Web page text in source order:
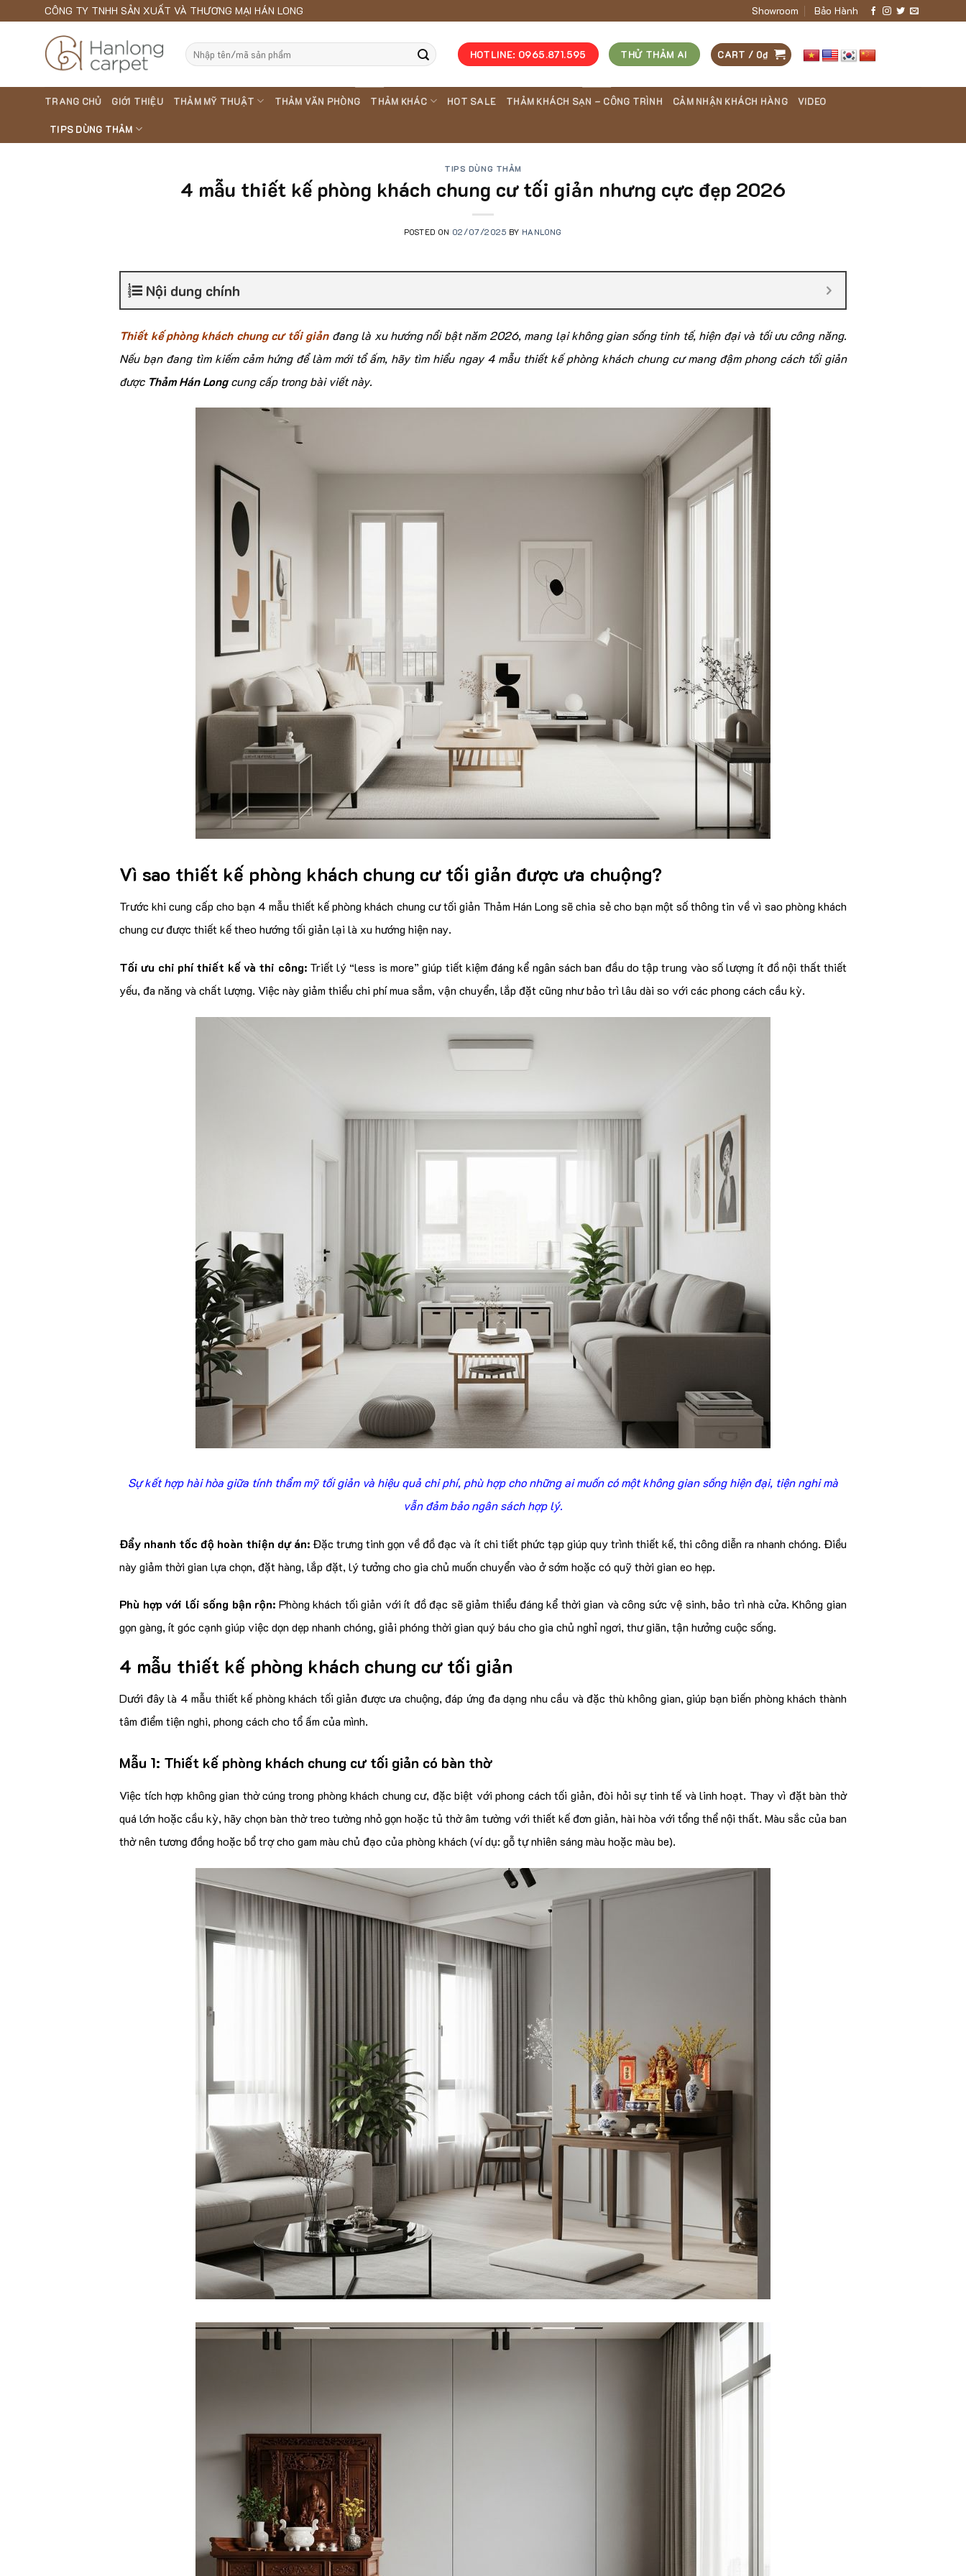
to
CÔNG TY TNHH SẢN XUẤT VÀ THƯƠNG MẠI HÁN LONG Showroom Bảo Hành
Search
for:
HOTLINE: 0965.871.595 THỬ THẢM AI CART / 0₫
TRANG CHỦ GIỚI THIỆU THẢM MỸ THUẬT THẢM VĂN PHÒNG THẢM KHÁC HOT SALE THẢM KHÁCH SẠN – CÔNG TRÌNH CẢM NHẬN KHÁCH HÀNG VIDEO
TIPS DÙNG THẢM
TIPS DÙNG THẢM
4 mẫu thiết kế phòng khách chung cư tối giản nhưng cực đẹp 2026
POSTED ON 02/07/2025 BY HANLONG
Nội dung chính
Thiết kế phòng khách chung cư tối giảnđang là xu hướng nổi bật năm 2026, mang lại không gian sống tinh tế, hiện đại và tối ưu công năng.
Nếu bạn đang tìm kiếm cảm hứng để làm mới tổ ấm, hãy tìm hiểu ngay 4 mẫu thiết kế phòng khách chung cư mang đậm phong cách tối giản
được Thảm Hán Longcung cấp trong bài viết này.
Vì sao thiết kế phòng khách chung cư tối giản được ưa chuộng?
Trước khi cung cấp cho bạn 4 mẫu thiết kế phòng khách chung cư tối giản Thảm Hán Long sẽ chia sẻ cho bạn một số thông tin về vì sao phòng khách
chung cư được thiết kế theo hướng tối giản lại là xu hướng hiện nay.
Tối ưu chi phí thiết kế và thi công: Triết lý “less is more” giúp tiết kiệm đáng kể ngân sách ban đầu do tập trung vào số lượng ít đồ nội thất thiết
yếu, đa năng và chất lượng. Việc này giảm thiểu chi phí mua sắm, vận chuyển, lắp đặt cũng như bảo trì lâu dài so với các phong cách cầu kỳ.
Sự kết hợp hài hòa giữa tính thẩm mỹ tối giản và hiệu quả chi phí, phù hợp cho những ai muốn có một không gian sống hiện đại, tiện nghi mà
vẫn đảm bảo ngân sách hợp lý.
Đẩy nhanh tốc độ hoàn thiện dự án:Đặc trưng tinh gọn về đồ đạc và ít chi tiết phức tạp giúp quy trình thiết kế, thi công diễn ra nhanh chóng. Điều
này giảm thời gian lựa chọn, đặt hàng, lắp đặt, lý tưởng cho gia chủ muốn chuyển vào ở sớm hoặc có quỹ thời gian eo hẹp.
Phù hợp với lối sống bận rộn: Phòng khách tối giản với ít đồ đạc sẽ giảm thiểu đáng kể thời gian và công sức vệ sinh, bảo trì nhà cửa. Không gian
gọn gàng, ít góc cạnh giúp việc dọn dẹp nhanh chóng, giải phóng thời gian quý báu cho gia chủ nghỉ ngơi, thư giãn, tận hưởng cuộc sống.
4 mẫu thiết kế phòng khách chung cư tối giản
Dưới đây là 4 mẫu thiết kế phòng khách tối giản được ưa chuộng, đáp ứng đa dạng nhu cầu và đặc thù không gian, giúp bạn biến phòng khách thành
tâm điểm tiện nghi, phong cách cho tổ ấm của mình.
Mẫu 1: Thiết kế phòng khách chung cư tối giản có bàn thờ
Việc tích hợp không gian thờ cúng trong phòng khách chung cư, đặc biệt với phong cách tối giản, đòi hỏi sự tinh tế và linh hoạt. Thay vì đặt bàn thờ
quá lớn hoặc cầu kỳ, hãy chọn bàn thờ treo tường nhỏ gọn hoặc tủ thờ âm tường với thiết kế đơn giản, hài hòa với tổng thể nội thất. Màu sắc của ban
thờ nên tương đồng hoặc bổ trợ cho gam màu chủ đạo của phòng khách (ví dụ: gỗ tự nhiên sáng màu hoặc màu be).